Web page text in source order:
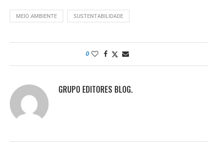
MEIO AMBIENTE SUSTENTABILIDADE
0
GRUPO EDITORES BLOG.